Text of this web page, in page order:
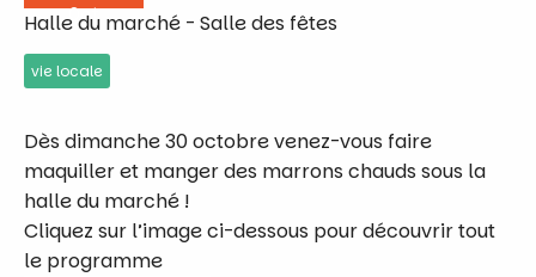
Oct
Halle du marché - Salle des fêtes
vie locale
Dès dimanche 30 octobre venez-vous faire
maquiller et manger des marrons chauds sous la
halle du marché !
Cliquez sur l’image ci-dessous pour découvrir tout
le programme